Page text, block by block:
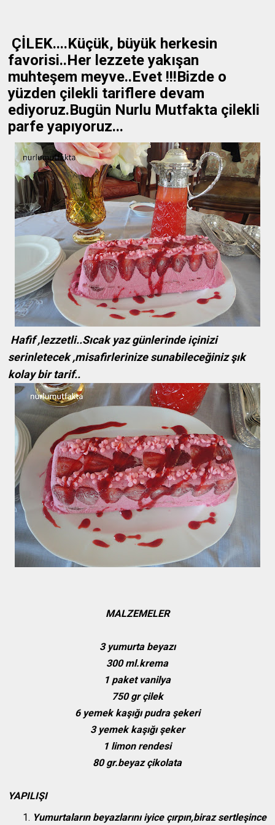
ÇİLEK....Küçük, büyük herkesin
favorisi..Her lezzete yakışan
muhteşem meyve..Evet !!!Bizde o
yüzden çilekli tariflere devam
ediyoruz.Bugün Nurlu Mutfakta çilekli
parfe yapıyoruz...
Hafif ,lezzetli..Sıcak yaz günlerinde içinizi
serinletecek ,misafirlerinize sunabileceğiniz şık
kolay bir tarif..
MALZEMELER
3 yumurta beyazı
300 ml.krema
1 paket vanilya
750 gr çilek
6 yemek kaşığı pudra şekeri
3 yemek kaşığı şeker
1 limon rendesi
80 gr.beyaz çikolata
YAPILIŞI
Yumurtaların beyazlarını iyice çırpın,biraz sertleşince